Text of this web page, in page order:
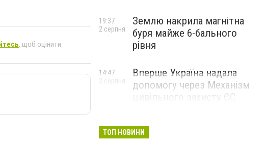
, щоб оцінити
Землю накрила магнітна
буря майже 6-бального
рівня
19:37
2 серпня
Вперше Україна надала
допомогу через Механізм
цивільного захисту ЄС
14:47
2 серпня
ТОП НОВИНИ